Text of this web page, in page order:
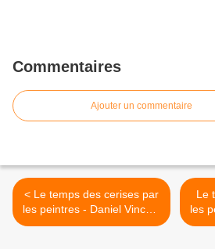
Commentaires
Ajouter un commentaire
< Le temps des cerises par
les peintres - Daniel Vincent
- Rose comme l'amour
Le
les
-